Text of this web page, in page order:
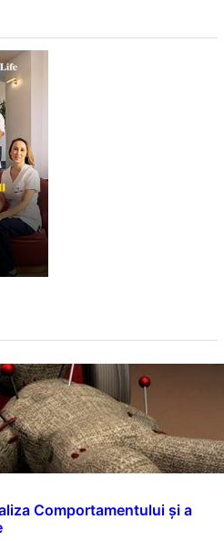
Comportamentului și a